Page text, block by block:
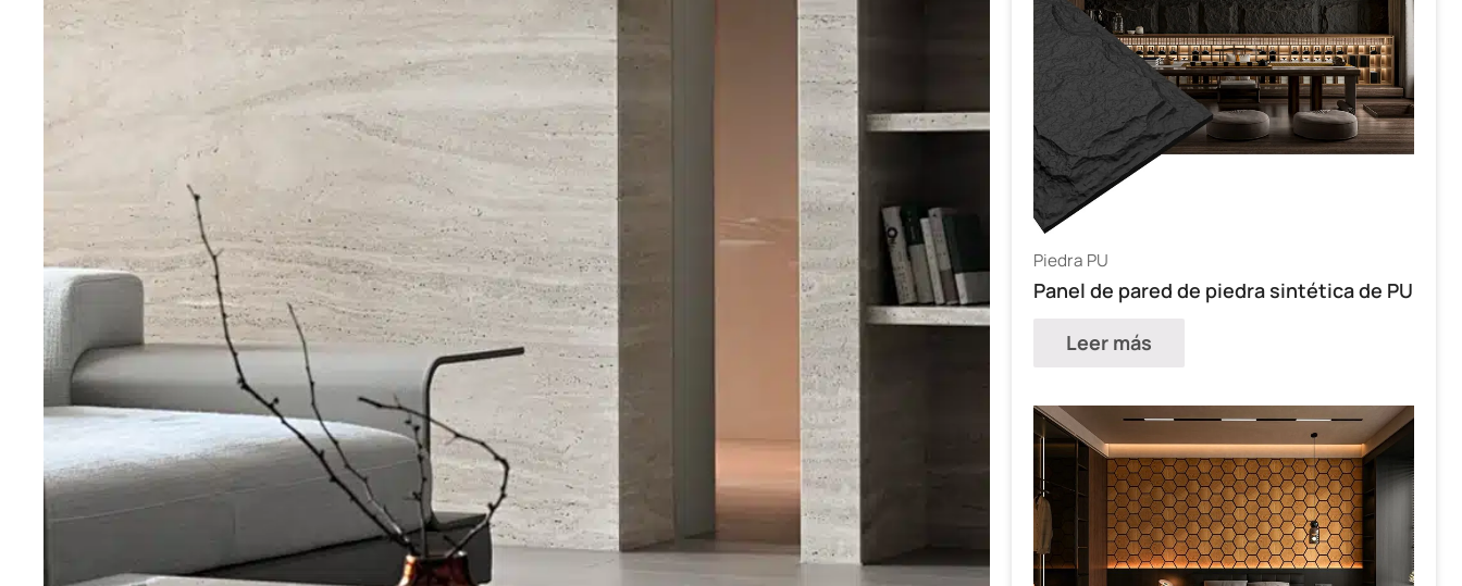
Piedra PU
Panel de pared de piedra sintética de PU
Leer más